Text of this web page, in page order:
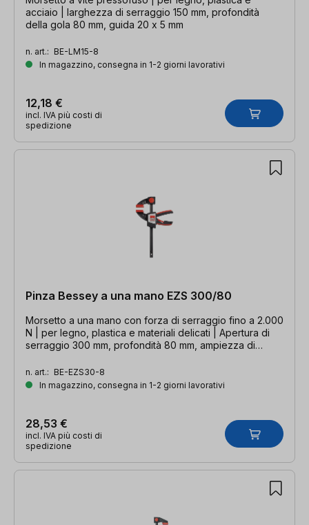
acciaio | larghezza di serraggio 150 mm, profondità
della gola 80 mm, guida 20 x 5 mm
n. art.: BE-LM15-8
In magazzino, consegna in 1-2 giorni lavorativi
12,18 €
incl. IVA più costi di
spedizione
Pinza Bessey a una mano EZS 300/80
Morsetto a una mano con forza di serraggio fino a 2.000
N | per legno, plastica e materiali delicati | Apertura di
serraggio 300 mm, profondità 80 mm, ampiezza di
n. art.: BE-EZS30-8
In magazzino, consegna in 1-2 giorni lavorativi
28,53 €
incl. IVA più costi di
spedizione